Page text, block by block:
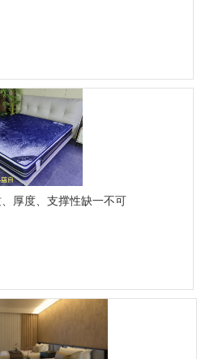
厚度、支撑性缺一不可